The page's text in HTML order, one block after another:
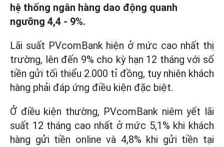
hệ thống ngân hàng dao động quanh
ngưỡng 4,4 - 9%.
Lãi suất PVcomBank hiện ở mức cao nhất thị
trường, lên đến 9% cho kỳ hạn 12 tháng với số
tiền gửi tối thiểu 2.000 tỉ đồng, tuy nhiên khách
hàng phải đáp ứng điều kiện đặc biệt.
Ở điều kiện thường, PVcomBank niêm yết lãi
suất 12 tháng cao nhất ở mức 5,1% khi khách
hàng gửi tiền online và 4,8% khi gửi tiền tại